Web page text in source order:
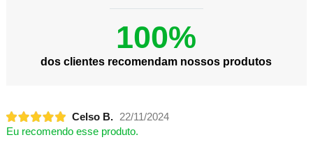
100%
dos clientes recomendam nossos produtos
Celso B.
22/11/2024
Eu recomendo esse produto.